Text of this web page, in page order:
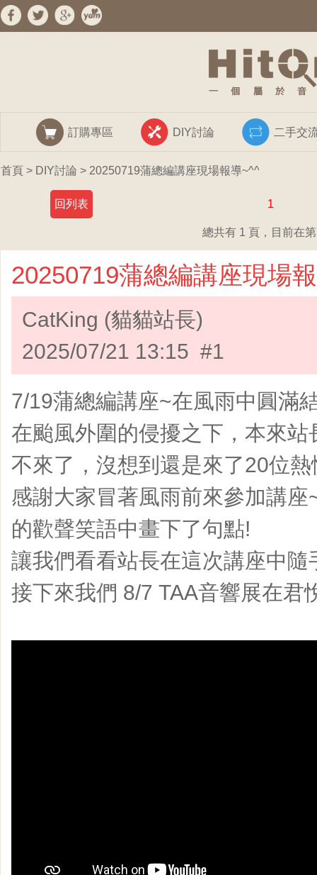
訂購專區 DIY討論 二手交
首頁 > DIY討論 > 20250719蒲總編講座現場報導~^^
回列表 1
總共有 1 頁，目前在
20250719蒲總編講座現場
CatKing (貓貓站長)
2025/07/21 13:15 #1
7/19蒲總編講座~在風雨中圓滿
在颱風外圍的侵擾之下，本來
不來了，沒想到還是來了20位
感謝大家冒著風雨前來參加講
的歡聲笑語中畫下了句點!
讓我們看看站長在這次講座中隨
接下來我們 8/7 TAA音響展在